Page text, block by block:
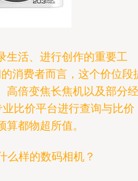
生活、进行创作的重要工
消费者而言，这个价位段
高倍变焦长焦机以及部分经
业比价平台进行查询与比价
都物超所值。
么样的数码相机？